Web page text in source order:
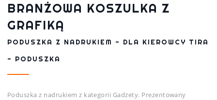
BRANŻOWA KOSZULKA Z
GRAFIKĄ
PODUSZKA Z NADRUKIEM - DLA KIEROWCY TIRA
- PODUSZKA
Poduszka z nadrukiem z kategorii Gadżety. Prezentowany